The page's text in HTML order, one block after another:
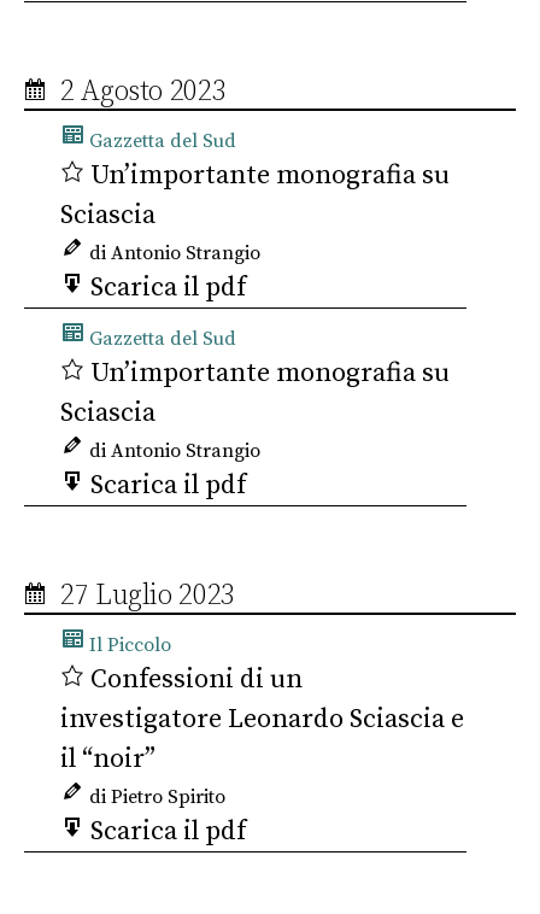
2 Agosto 2023
Gazzetta del Sud
Un’importante monografia su
Sciascia
di Antonio Strangio
Scarica il pdf
Gazzetta del Sud
Un’importante monografia su
Sciascia
di Antonio Strangio
Scarica il pdf
27 Luglio 2023
Il Piccolo
Confessioni di un
investigatore Leonardo Sciascia e
il “noir”
di Pietro Spirito
Scarica il pdf